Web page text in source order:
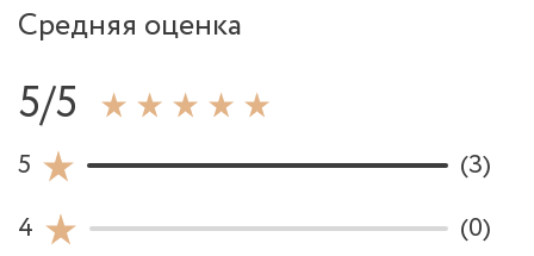
Средняя оценка
5/5
5
(3)
4
(0)